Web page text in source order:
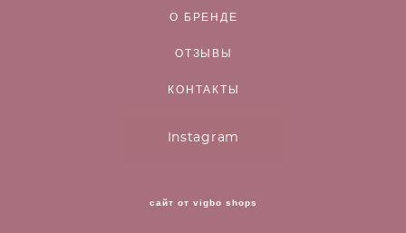
О БРЕНДЕ
ОТЗЫВЫ
КОНТАКТЫ
Instagram
сайт от vigbo shops